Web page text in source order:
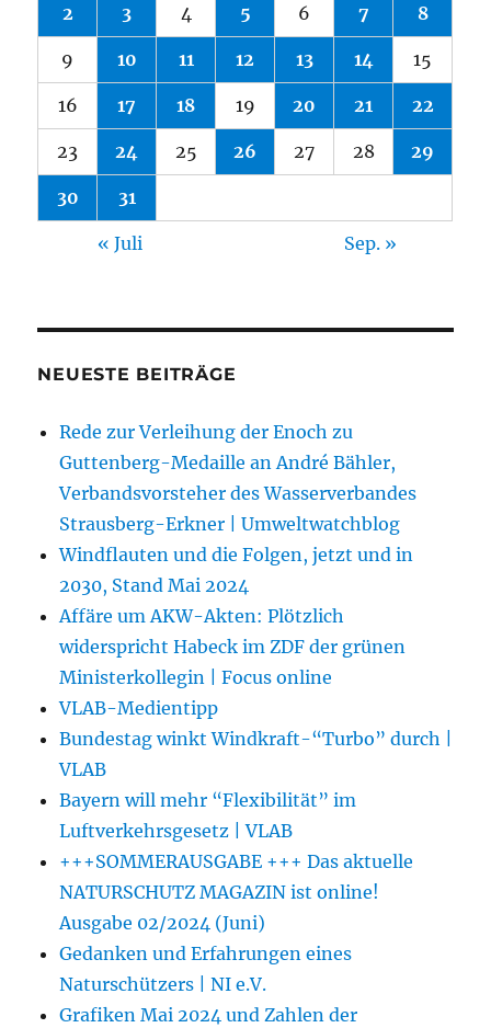
2 3 4 5 6 7 8
9 10 11 12 13 14 15
16 17 18 19 20 21 22
23 24 25 26 27 28 29
30 31
« Juli Sep. »
NEUESTE BEITRÄGE
Rede zur Verleihung der Enoch zu
Guttenberg-Medaille an André Bähler,
Verbandsvorsteher des Wasserverbandes
Strausberg-Erkner | Umweltwatchblog
Windflauten und die Folgen, jetzt und in
2030, Stand Mai 2024
Affäre um AKW-Akten: Plötzlich
widerspricht Habeck im ZDF der grünen
Ministerkollegin | Focus online
VLAB-Medientipp
Bundestag winkt Windkraft-“Turbo” durch |
VLAB
Bayern will mehr “Flexibilität” im
Luftverkehrsgesetz | VLAB
+++SOMMERAUSGABE +++ Das aktuelle
NATURSCHUTZ MAGAZIN ist online!
Ausgabe 02/2024 (Juni)
Gedanken und Erfahrungen eines
Naturschützers | NI e.V.
Grafiken Mai 2024 und Zahlen der